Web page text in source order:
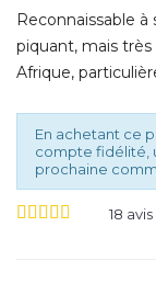
Reconnaissable
piquant, mais
Afrique,
En achetant ce
compte fidélité,
prochaine
18 avis